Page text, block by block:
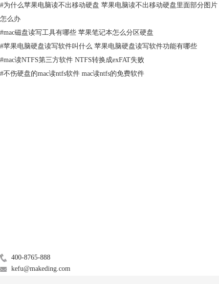
图2：打开磁盘工具
首先，选中磁盘工具磁盘列表内外置硬盘。然后，单击右侧工具栏顶部
【分区】按钮，打开分区操作面板。选中磁盘空间圆饼中分区，单击空间
#为什么苹果电脑读不出移动硬盘 苹果电脑读不出移动硬盘里面部分图片
怎么办
#mac磁盘读写工具有哪些 苹果笔记本怎么分区硬盘
#苹果电脑硬盘读写软件叫什么 苹果电脑硬盘读写软件功能有哪些
#mac读NTFS第三方软件 NTFS转换成exFAT失败
#不伤硬盘的mac读ntfs软件 mac读ntfs的免费软件
400-8765-888
kefu@makeding.com